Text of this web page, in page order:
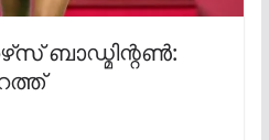
ബാഡ്മിന്റണ്‍: